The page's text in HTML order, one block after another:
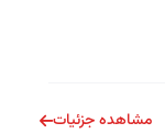
مشاهده جزئیات